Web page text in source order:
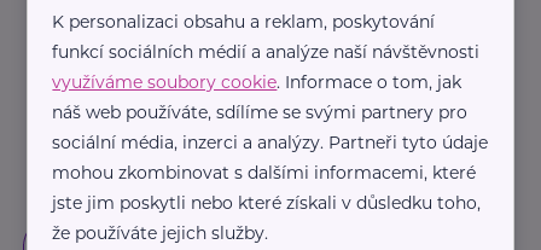
K personalizaci obsahu a reklam, poskytování
funkcí sociálních médií a analýze naší návštěvnosti
využíváme soubory cookie. Informace o tom, jak
náš web používáte, sdílíme se svými partnery pro
sociální média, inzerci a analýzy. Partneři tyto údaje
mohou zkombinovat s dalšími informacemi, které
jste jim poskytli nebo které získali v důsledku toho,
že používáte jejich služby.